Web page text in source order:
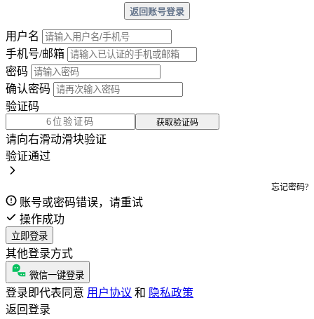
返回账号登录
用户名
手机号/邮箱
密码
确认密码
验证码
获取验证码
请向右滑动滑块验证
验证通过
忘记密码?
账号或密码错误，请重试
操作成功
立即登录
其他登录方式
微信一键登录
登录即代表同意 用户协议 和 隐私政策
返回登录